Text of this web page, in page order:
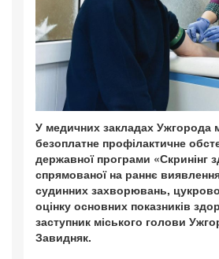
У медичних закладах Ужгорода
безоплатне профілактичне
державної програми «Скринінг
спрямованої на раннє
судинних захворювань,
оцінку основних показників
заступник міського голови
Завидняк.